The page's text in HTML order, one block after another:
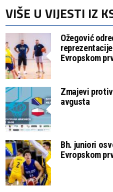
VIŠE U VIJESTI IZ
Ožegović
Evropskom
Zmajevi
avgusta
Bh. juniori
Evropskom